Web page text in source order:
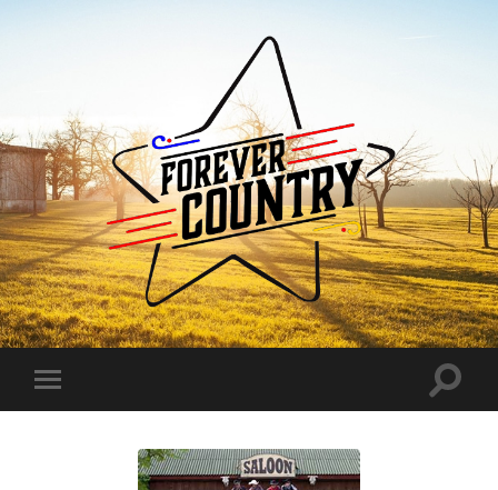
Forever
Country
Toggle
mobile
Toggle